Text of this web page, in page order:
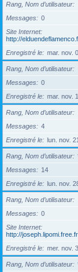
Rang, Nom d’utilisateur
Messages
0
Site Internet
http://
Enregistré le
mar. nov.
Rang, Nom d’utilisateur
Messages
0
Enregistré le
mar. nov.
Rang, Nom d’utilisateur
Messages
4
Enregistré le
lun. nov.
Rang, Nom d’utilisateur
Messages
14
Enregistré le
lun. nov.
Rang, Nom d’utilisateur
Messages
0
Site Internet
http://joseph.lipomi.free.fr
Enregistré le
mer. nov.
Rang, Nom d’utilisateur